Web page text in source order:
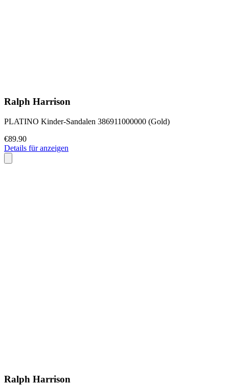
Ralph Harrison
PLATINO Kinder-Sandalen 386911000000 (Gold)
€89.90
Details für anzeigen
Ralph Harrison